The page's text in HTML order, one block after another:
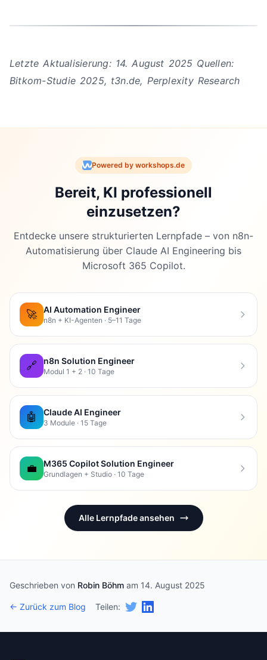
Letzte Aktualisierung: 14. August 2025 Quellen:
Bitkom-Studie 2025, t3n.de, Perplexity Research
Powered by workshops.de
Bereit, KI professionell
einzusetzen?
Entdecke unsere strukturierten Lernpfade – von n8n-
Automatisierung über Claude AI Engineering bis
Microsoft 365 Copilot.
🚀 AI Automation Engineer
n8n + KI-Agenten · 5–11 Tage
🔗 n8n Solution Engineer
Modul 1 + 2 · 10 Tage
🤖 Claude AI Engineer
3 Module · 15 Tage
💼 M365 Copilot Solution Engineer
Grundlagen + Studio · 10 Tage
Alle Lernpfade ansehen
Geschrieben von Robin Böhm am 14. August 2025
← Zurück zum Blog Teilen: